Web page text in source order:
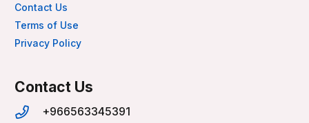
Contact Us
Terms of Use
Privacy Policy
Contact Us
+966563345391